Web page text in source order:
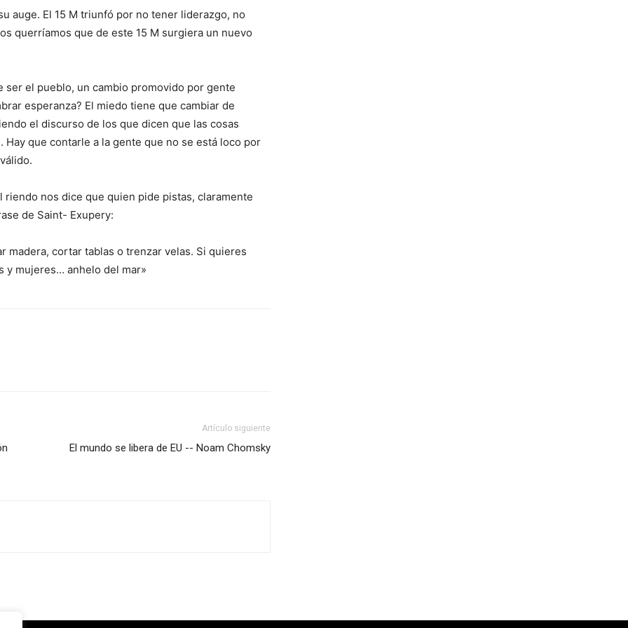
auge. El 15 M triunfó por no tener liderazgo, no
querríamos que de este 15 M surgiera un nuevo
el pueblo, un cambio promovido por gente
esperanza? El miedo tiene que cambiar de
el discurso de los que dicen que las cosas
que contarle a la gente que no se está loco por
nos dice que quien pide pistas, claramente
de Saint- Exupery:
madera, cortar tablas o trenzar velas. Si quieres
y mujeres… anhelo del mar»
Artículo siguiente
El mundo se libera de EU -- Noam Chomsky